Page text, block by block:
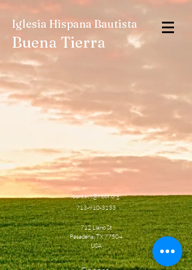
Iglesia Hispana Bautista
Buena Tierra
contact@ihbbt.org
713-910-3133
712 Llano St
Pasadena, TX 77504
USA